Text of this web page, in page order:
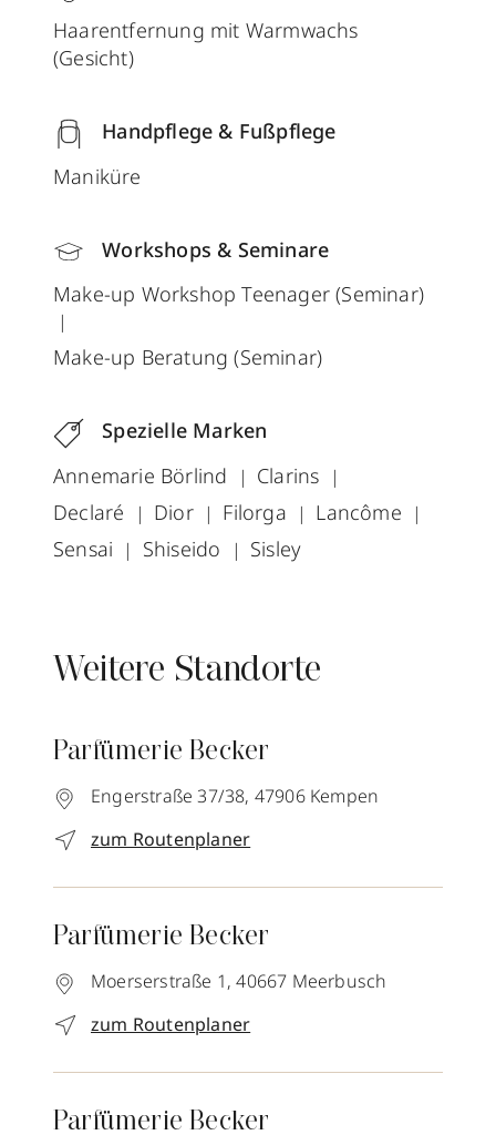
Haarentfernung mit Warmwachs
(Gesicht)
Handpflege & Fußpflege
Maniküre
Workshops & Seminare
Make-up Workshop Teenager (Seminar)
Make-up Beratung (Seminar)
Spezielle Marken
Annemarie Börlind
Clarins
Declaré
Dior Filorga
Lancôme
Sensai
Shiseido Sisley
Weitere Standorte
Parfümerie Becker
Engerstraße 37/38, 47906 Kempen
zum Routenplaner
Parfümerie Becker
Moerserstraße 1, 40667 Meerbusch
zum Routenplaner
Parfümerie Becker